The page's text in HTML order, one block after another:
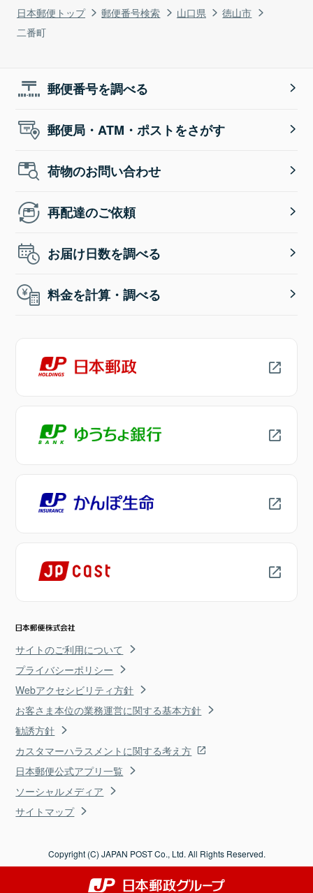
日本郵便トップ 郵便番号検索 山口県
徳山市
二番町
郵便番号を調べる
郵便局・ATM・ポストをさがす
荷物のお問い合わせ
再配達のご依頼
お届け日数を調べる
料金を計算・調べる
サイトのご利用について
プライバシーポリシー
Webアクセシビリティ方針
お客さま本位の業務運営に関する基本方針
勧誘方針
カスタマーハラスメントに関する考え方
日本郵便公式アプリ一覧
ソーシャルメディア
サイトマップ
Copyright (C) JAPAN POST Co., Ltd. All Rights Reserved.